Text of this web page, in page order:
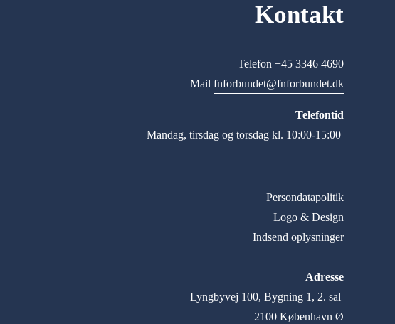
Kontakt
Telefon +45 3346 4690
Mail fnforbundet@fnforbundet.dk
Telefontid
Mandag, tirsdag og torsdag kl. 10:00-15:00
Persondatapolitik
Logo & Design
Indsend oplysninger
Adresse
Lyngbyvej 100, Bygning 1, 2. sal
2100 København Ø